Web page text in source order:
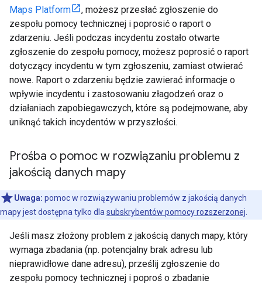
Maps Platform
, możesz przesłać zgłoszenie do
zespołu pomocy technicznej i poprosić o raport o
zdarzeniu. Jeśli podczas incydentu zostało otwarte
zgłoszenie do zespołu pomocy, możesz poprosić o raport
dotyczący incydentu w tym zgłoszeniu, zamiast otwierać
nowe. Raport o zdarzeniu będzie zawierać informacje o
wpływie incydentu i zastosowaniu złagodzeń oraz o
działaniach zapobiegawczych, które są podejmowane, aby
uniknąć takich incydentów w przyszłości.
Prośba o pomoc w rozwiązaniu problemu z
jakością danych mapy
Uwaga: pomoc w rozwiązywaniu problemów z jakością danych
mapy jest dostępna tylko dla subskrybentów pomocy rozszerzonej
Jeśli masz złożony problem z jakością danych mapy, który
wymaga zbadania (np. potencjalny brak adresu lub
nieprawidłowe dane adresu), prześlij zgłoszenie do
zespołu pomocy technicznej i poproś o zbadanie